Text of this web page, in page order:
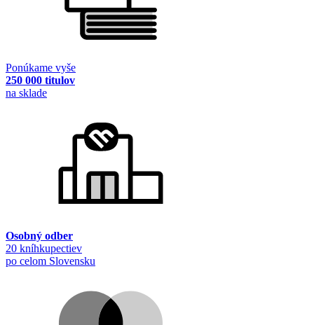
Ponúkame vyše
250 000 titulov
na sklade
Osobný odber
20 kníhkupectiev
po celom Slovensku